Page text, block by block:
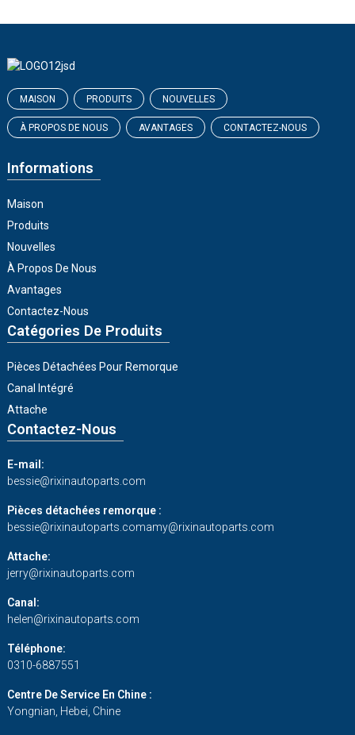
MAISON PRODUITS NOUVELLES
À PROPOS DE NOUS AVANTAGES CONTACTEZ-NOUS
Informations
Maison
Produits
Nouvelles
À Propos De Nous
Avantages
Contactez-Nous
Catégories De Produits
Pièces Détachées Pour Remorque
Canal Intégré
Attache
Contactez-Nous
E-mail:
bessie@rixinautoparts.com
Pièces détachées remorque :
bessie@rixinautoparts.comamy@rixinautoparts.com
Attache:
jerry@rixinautoparts.com
Canal:
helen@rixinautoparts.com
Téléphone:
0310-6887551
Centre De Service En Chine :
Yongnian, Hebei, Chine